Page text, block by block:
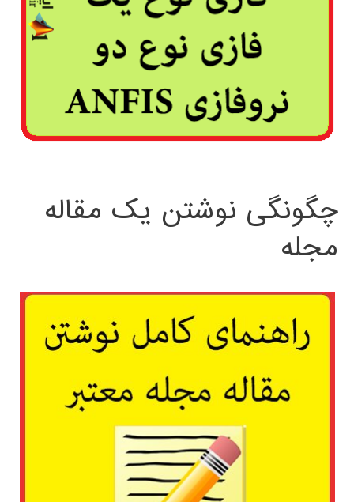
چگونگی نوشتن یک مقاله
مجله